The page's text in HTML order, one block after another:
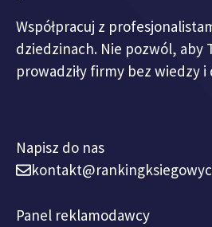
Współpracuj z
dziedzinach. Nie pozwól, aby
prowadziły firmy bez wiedzy i
Napisz do nas
Panel reklamodawcy